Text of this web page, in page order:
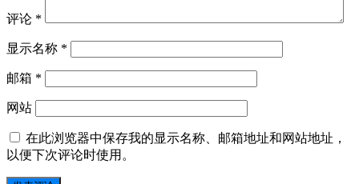
评论 *
显示名称 *
邮箱 *
网站
在此浏览器中保存我的显示名称、邮箱地址和网站地址，
以便下次评论时使用。